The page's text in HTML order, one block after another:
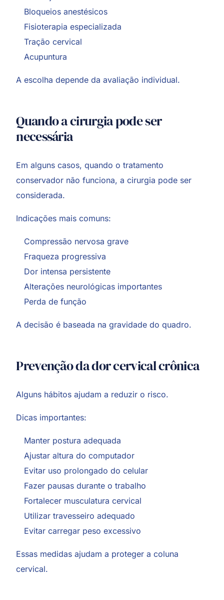
Bloqueios anestésicos
Fisioterapia especializada
Tração cervical
Acupuntura
A escolha depende da avaliação individual.
Quando a cirurgia pode ser
necessária
Em alguns casos, quando o tratamento
conservador não funciona, a cirurgia pode ser
considerada.
Indicações mais comuns:
Compressão nervosa grave
Fraqueza progressiva
Dor intensa persistente
Alterações neurológicas importantes
Perda de função
A decisão é baseada na gravidade do quadro.
Prevenção da dor cervical crônica
Alguns hábitos ajudam a reduzir o risco.
Dicas importantes:
Manter postura adequada
Ajustar altura do computador
Evitar uso prolongado do celular
Fazer pausas durante o trabalho
Fortalecer musculatura cervical
Utilizar travesseiro adequado
Evitar carregar peso excessivo
Essas medidas ajudam a proteger a coluna
cervical.